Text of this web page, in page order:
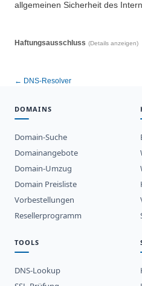
allgemeinen Sicherheit des
Haftungsausschluss (Details anzeigen)
← DNS-Resolver
DOMAINS
Domain-Suche
Domainangebote
Domain-Umzug
Domain Preisliste
Vorbestellungen
Resellerprogramm
TOOLS
DNS-Lookup